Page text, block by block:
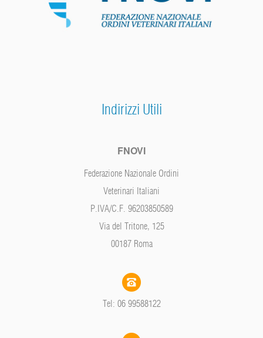
Indirizzi Utili
FNOVI
Federazione Nazionale Ordini
Veterinari Italiani
P.IVA/C.F. 96203850589
Via del Tritone, 125
00187 Roma
Tel: 06 99588122